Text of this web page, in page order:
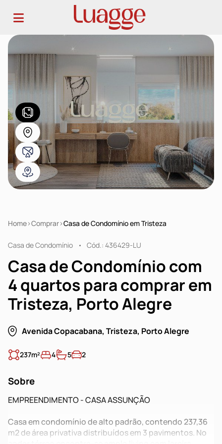
Home Comprar Casa de Condomínio em Tristeza
Casa de Condomínio Cód.: 436429-LU
Casa de Condomínio com
4 quartos para comprar em
Tristeza, Porto Alegre
Avenida Copacabana, Tristeza, Porto Alegre
237m² 4 5 2
Sobre
EMPREENDIMENTO - CASA ASSUNÇÃO
Casa em condomínio de alto padrão, contendo 237,36
m2 de área privativa distribuídos em 3 pavimentos. No